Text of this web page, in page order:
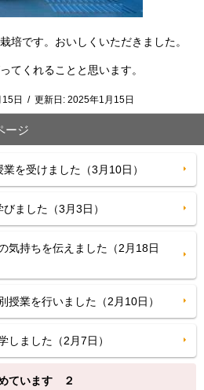
培です。おいしくいただきました。
てくれることと思います。
日 / 更新日: 2025年1月15日
ージ
を受けました（3月10日）
ました（3月3日）
気持ちを伝えました（2月18日
授業を行いました（2月10日）
しました（2月7日）
めています ２